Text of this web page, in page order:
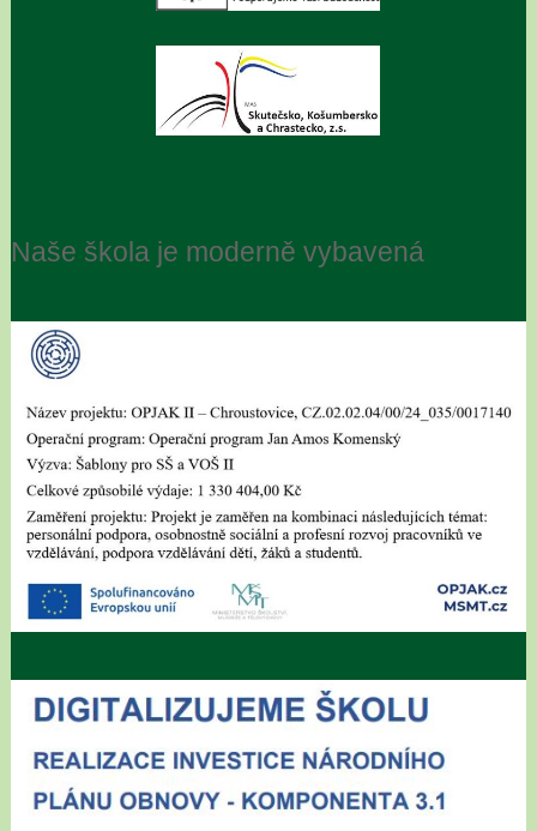
Naše škola je moderně vybavená